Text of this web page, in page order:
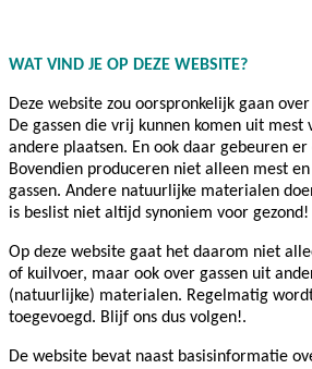
WAT VIND JE OP DEZE WEBSITE?
Deze website zou oorspronkelijk gaan
De gassen die vrij kunnen komen uit mest
andere plaatsen. En ook daar gebeuren
Bovendien produceren niet alleen mest
gassen. Andere natuurlijke materialen
is beslist niet altijd synoniem voor gezond!
Op deze website gaat het daarom niet
of kuilvoer, maar ook over gassen uit
(natuurlijke) materialen. Regelmatig
toegevoegd. Blijf ons dus volgen!.
De website bevat naast basisinformatie